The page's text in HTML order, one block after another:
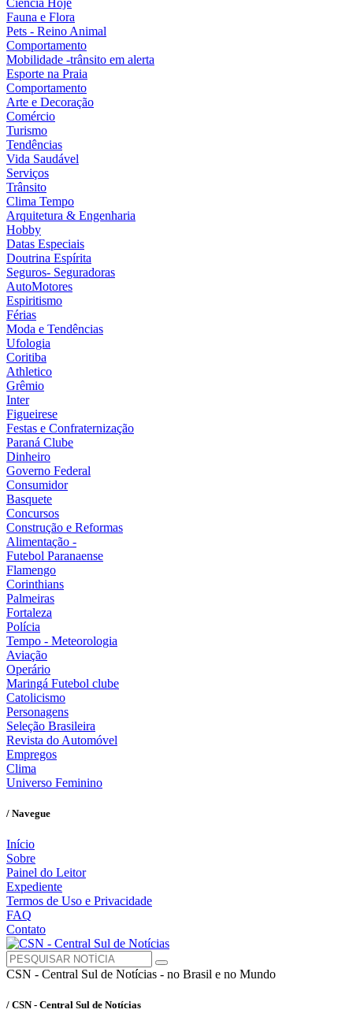
Fauna e Flora
Pets - Reino Animal
Comportamento
Mobilidade -trânsito em alerta
Esporte na Praia
Comportamento
Arte e Decoração
Comércio
Turismo
Tendências
Vida Saudável
Serviços
Trânsito
Clima Tempo
Arquitetura & Engenharia
Hobby
Datas Especiais
Doutrina Espírita
Seguros- Seguradoras
AutoMotores
Espiritismo
Férias
Moda e Tendências
Ufologia
Coritiba
Athletico
Grêmio
Inter
Figueirese
Festas e Confraternização
Paraná Clube
Dinheiro
Governo Federal
Consumidor
Basquete
Concursos
Construção e Reformas
Alimentação -
Futebol Paranaense
Flamengo
Corinthians
Palmeiras
Fortaleza
Polícia
Tempo - Meteorologia
Aviação
Operário
Maringá Futebol clube
Catolicismo
Personagens
Seleção Brasileira
Revista do Automóvel
Empregos
Clima
Universo Feminino
/ Navegue
Início
Sobre
Painel do Leitor
Expediente
Termos de Uso e Privacidade
FAQ
Contato
CSN - Central Sul de Notícias - no Brasil e no Mundo
/ CSN - Central Sul de Notícias